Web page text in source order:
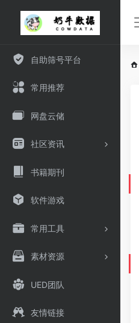
自助筛号平台
常用推荐
网盘云储
社区资讯
书籍期刊
软件游戏
常用工具
素材资源
UED团队
友情链接